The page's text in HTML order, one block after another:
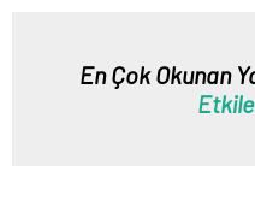
En Çok Okunan